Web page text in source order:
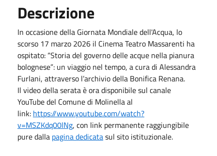
Descrizione
In occasione della Giornata Mondiale dell'Acqua, lo
scorso 17 marzo 2026 il Cinema Teatro Massarenti ha
ospitato: “Storia del governo delle acque nella pianura
bolognese”: un viaggio nel tempo, a cura di Alessandra
Furlani, attraverso l’archivio della Bonifica Renana.
Il video della serata è ora disponibile sul canale
YouTube del Comune di Molinella al
link: https://www.youtube.com/watch?
v=MSZKdq00lNg, con link permanente raggiungibile
pure dalla pagina dedicatasul sito istituzionale.